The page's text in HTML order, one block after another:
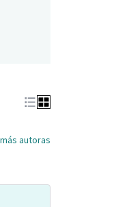
autoras